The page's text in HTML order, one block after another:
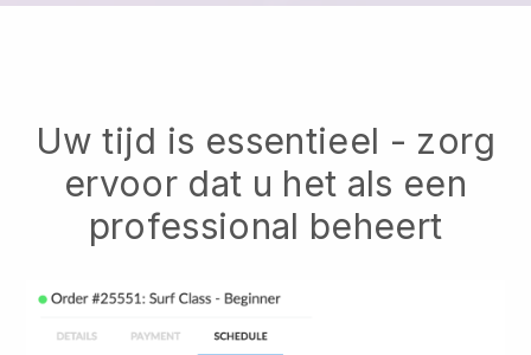
Uw tijd is essentieel - zorg
ervoor dat u het als een
professional beheert